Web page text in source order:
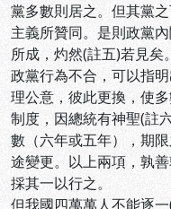
黨多數則居之。但其黨
主義所贊同。是則政黨
所成，灼然(註五)若見矣
政黨行為不合，可以指
理公意，彼此更換，使
制度，因總統有神聖(註
數（六年或五年），期
途變更。以上兩項，孰
採其一以行之。
但我國四萬萬人不能逐